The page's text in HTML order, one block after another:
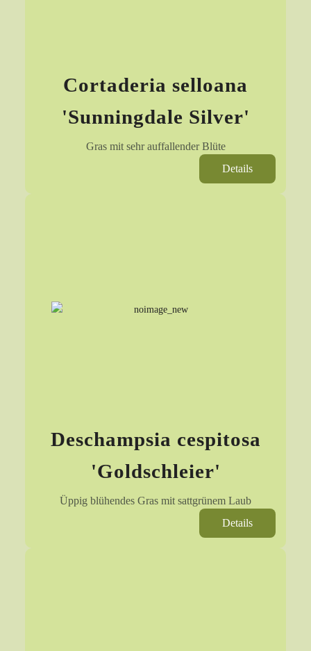
Cortaderia selloana
'Sunningdale Silver'
Gras mit sehr auffallender Blüte
Details
Deschampsia cespitosa
'Goldschleier'
Üppig blühendes Gras mit sattgrünem Laub
Details